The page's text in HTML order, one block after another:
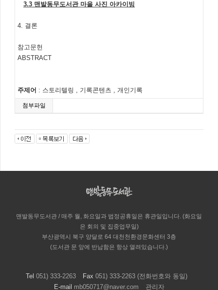
3.3 맨발동무도서관 마을 사진 아카이빙
4. 결론
참고문헌
ABSTRACT
주제어 : 스토리텔링 , 기록콘텐츠 , 개인기록
첨부파일
맨발동무도서관 / 매주 월, 화요일과 법정공휴일은 휴관일입니다. (화요일
은 회의 및 집중업무일)
부산광역시 북구 양달로 64 대천천환경문화센터 3층
(도서관 문 앞에 반납함은 항상 열려있습니다.)
Tel 051) 333-2263 Fax 051) 333-2263 (전화번호와 동일)
E-mail mb050717@naver.com 관리자